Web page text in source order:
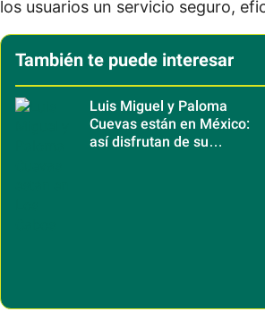
los usuarios un servicio seguro,
También te puede interesar
Luis Miguel y Paloma
Cuevas están en México:
así disfrutan de su